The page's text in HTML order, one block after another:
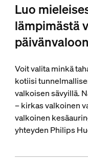
Luo
lämpimästä
päivänvaloon
Voit valita minkä
kotiisi
valkoisen sävyillä.
– kirkas valkoinen
valkoinen
yhteyden Philips